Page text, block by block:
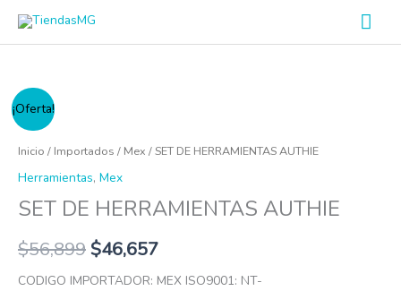
¡Oferta!
Inicio / Importados / Mex / SET DE HERRAMIENTAS AUTHIE
Herramientas, Mex
SET DE HERRAMIENTAS AUTHIE
$56,899$46,657
CODIGO IMPORTADOR: MEX ISO9001: NT-
SET
DE
HERRAMIENTAS
AUTHIE